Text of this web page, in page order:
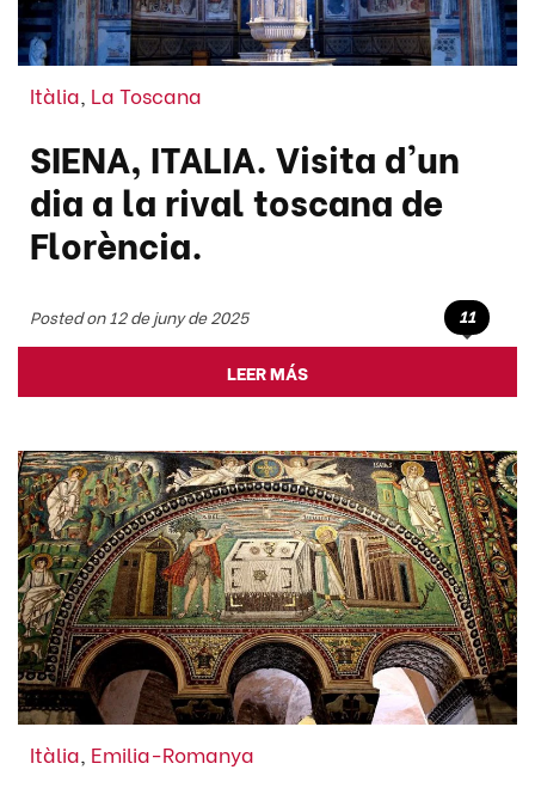
Itàlia La Toscana
SIENA, ITALIA. Visita d'un
dia a la rival toscana de
Florència.
Posted on 12 de juny de 2025 11
LEER MÁS
Itàlia, Emilia-Romanya